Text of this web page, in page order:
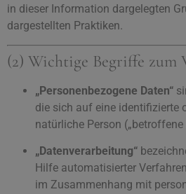
in dieser Information dargelegten
dargestellten Praktiken.
(2) Wichtige Begriffe zum
„Personenbezogene Daten“
die sich auf eine identifizierte
natürliche Person („betroffene
„Datenverarbeitung“
Hilfe automatisierter
im Zusammenhang mit